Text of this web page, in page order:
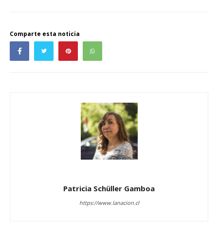
Comparte esta noticia
Patricia Schüller Gamboa
https://www.lanacion.cl